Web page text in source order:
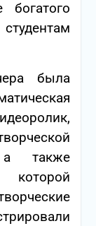
была
а также
которой